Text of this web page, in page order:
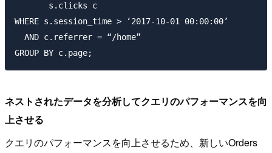
       s.clicks c
WHERE s.session_time > ‘2017-10-01 00:00:00’
  AND c.referrer = “/home”
ネストされたデータを分析してクエリのパフォーマンスを向
上させる
クエリのパフォーマンスを向上させるため、新しいOrders